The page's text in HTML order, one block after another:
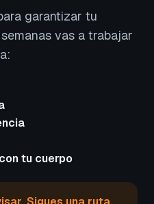
garantizar tu
vas a trabajar
tu cuerpo